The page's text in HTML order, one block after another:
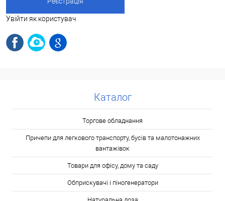
Увійти як користувач
Каталог
Торгове обладнання
Причепи для легкового транспорту, бусів та малотонажних
вантажівок
Товари для офісу, дому та саду
Обприскувачі і піногенератори